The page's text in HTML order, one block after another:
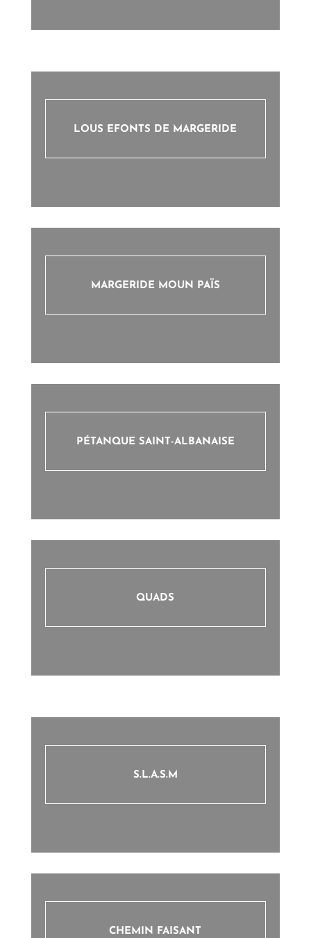
LOUS EFONTS DE MARGERIDE
MARGERIDE MOUN PAÏS
PÉTANQUE SAINT-ALBANAISE
QUADS
S.L.A.S.M
CHEMIN FAISANT